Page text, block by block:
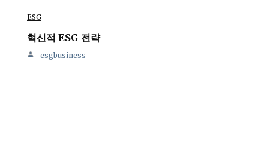
ESG
혁신적 ESG 전략
esgbusiness